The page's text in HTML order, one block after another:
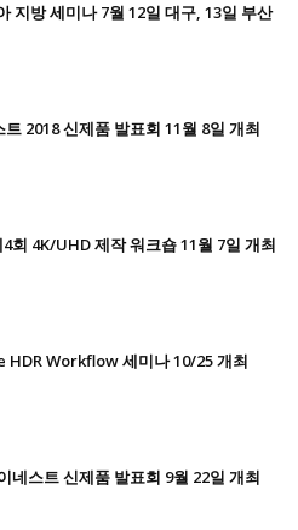
지방 세미나 7월 12일 대구, 13일 부산
2018 신제품 발표회 11월 8일 개최
회 4K/UHD 제작 워크숍 11월 7일 개최
HDR Workflow 세미나 10/25 개최
네스트 신제품 발표회 9월 22일 개최